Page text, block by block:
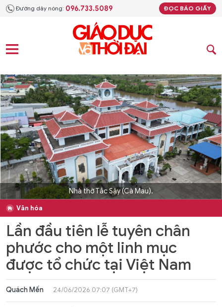
Đường dây nóng: 096.733.5089 ĐỌC BÁO GIẤY
Nhà thờ Tắc Sậy (Cà Mau).
Văn hóa
Lần đầu tiên lễ tuyên chân
phước cho một linh mục
được tổ chức tại Việt Nam
Quách Mến 24/06/2026 07:07 (GMT+7)